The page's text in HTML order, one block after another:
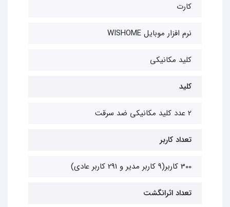
کارت
نرم افزار موبایل WISHOME
کلید مکانیکی
کلید
2 عدد کلید مکانیکی ضد سرقت
تعداد کاربر
300 کاربر(9 کاربر مدیر و 291 کاربر عادی)
تعداد اثرانگشت